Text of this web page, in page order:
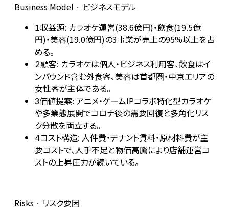
Business Model · ビジネスモデル
1収益源: カラオケ運営(38.6億円)・飲食(19.5億
円)・美容(19.0億円)の3事業が売上の95%以上を占
める。
2顧客: カラオケは個人・ビジネス利用客、飲食はイ
ンバウンド含む外食客、美容は首都圏・中京エリアの
女性客が主体である。
3価値提案: アニメ・ゲームIPコラボ特化型カラオケ
や多業態展開でコロナ後の需要回復と多角化リス
ク分散を両立する。
4コスト構造: 人件費・テナント賃料・原材料費が主
要コストで、人手不足と物価高騰により店舗運営コ
ストの上昇圧力が続いている。
Risks · リスク要因